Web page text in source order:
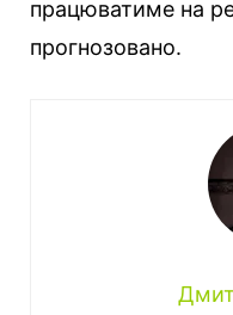
працюватиме на
прогнозовано.